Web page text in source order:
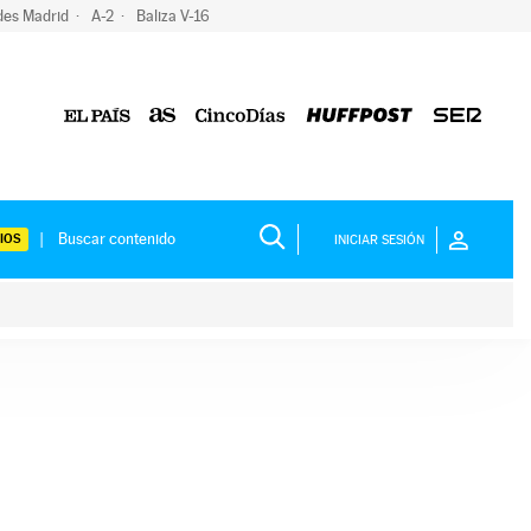
Madrid A-2 Baliza V-16
INICIAR SESIÓN